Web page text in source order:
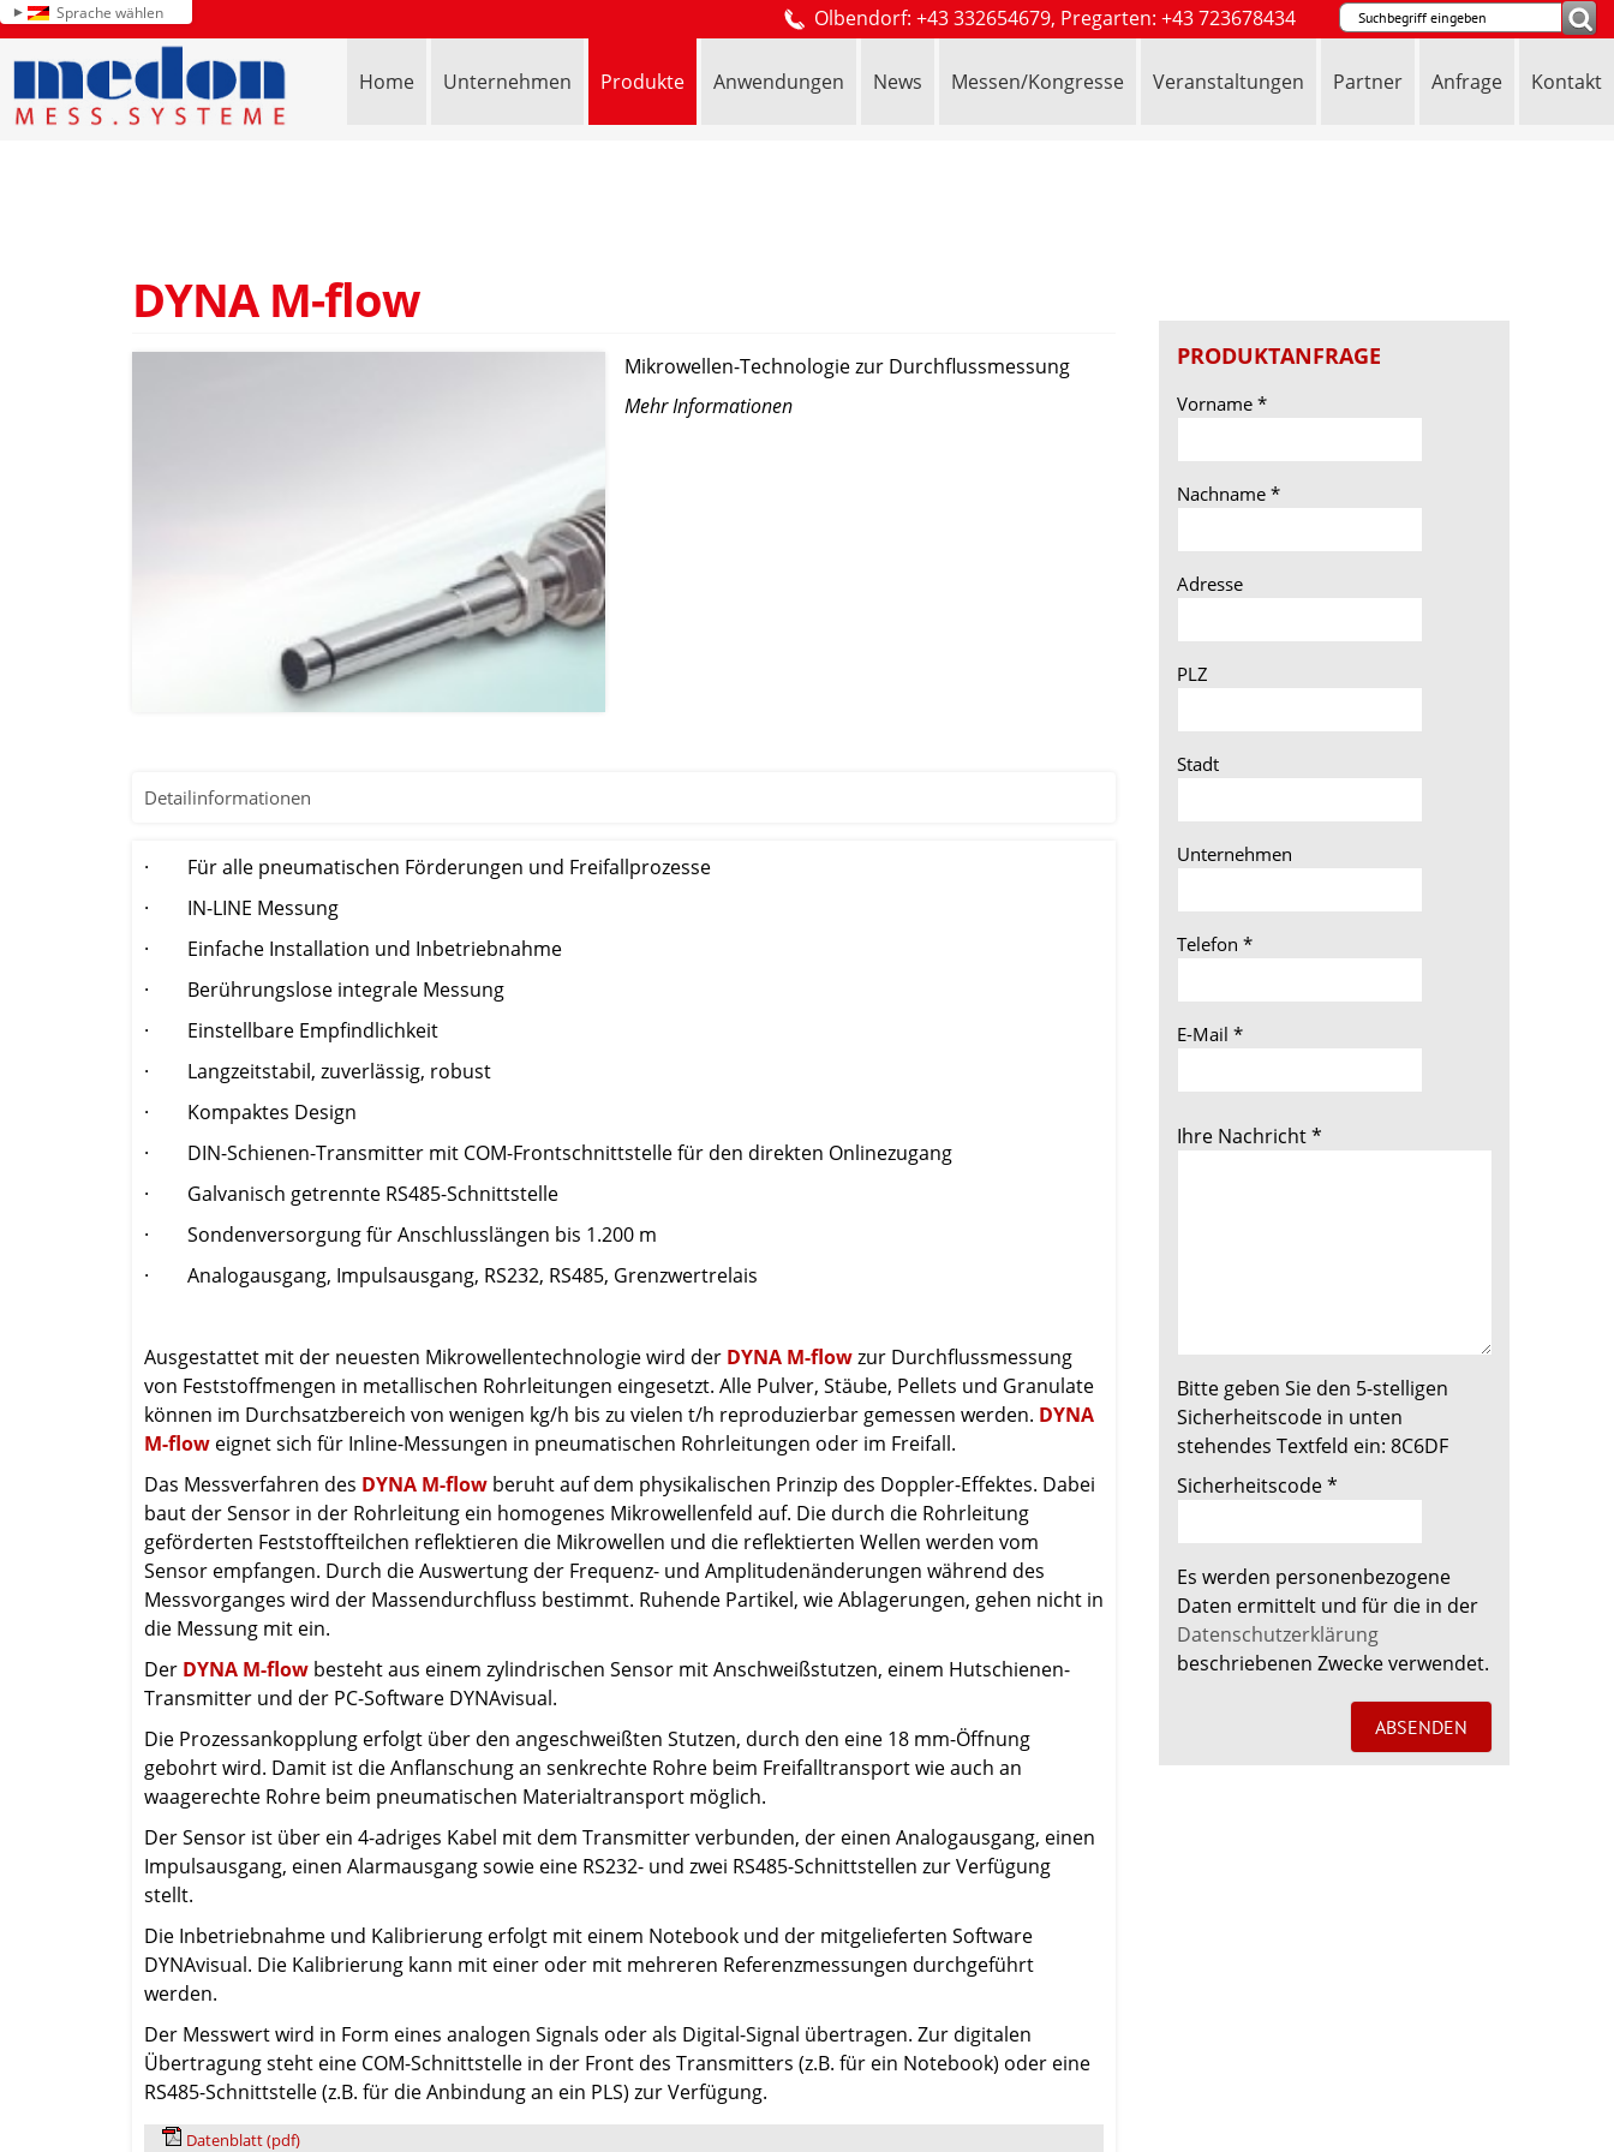
Sprache wählen Olbendorf: +43 332654679, Pregarten: +43 723678434
Home Unternehmen Produkte Anwendungen News Messen/Kongresse Veranstaltungen Partner Anfrage Kontakt
DYNA M-flow
Mikrowellen-Technologie zur Durchflussmessung
Mehr Informationen
Detailinformationen
· Für alle pneumatischen Förderungen und Freifallprozesse
· IN-LINE Messung
· Einfache Installation und Inbetriebnahme
· Berührungslose integrale Messung
· Einstellbare Empfindlichkeit
· Langzeitstabil, zuverlässig, robust
· Kompaktes Design
· DIN-Schienen-Transmitter mit COM-Frontschnittstelle für den direkten Onlinezugang
· Galvanisch getrennte RS485-Schnittstelle
· Sondenversorgung für Anschlusslängen bis 1.200 m
· Analogausgang, Impulsausgang, RS232, RS485, Grenzwertrelais
Ausgestattet mit der neuesten Mikrowellentechnologie wird der DYNA M-flowzur Durchflussmessung
von Feststoffmengen in metallischen Rohrleitungen eingesetzt. Alle Pulver, Stäube, Pellets und Granulate
können im Durchsatzbereich von wenigen kg/h bis zu vielen t/h reproduzierbar gemessen werden. DYNA
M-flow eignet sich für Inline-Messungen in pneumatischen Rohrleitungen oder im Freifall.
Das Messverfahren des DYNA M-flow beruht auf dem physikalischen Prinzip des Doppler-Effektes. Dabei
baut der Sensor in der Rohrleitung ein homogenes Mikrowellenfeld auf. Die durch die Rohrleitung
geförderten Feststoffteilchen reflektieren die Mikrowellen und die reflektierten Wellen werden vom
Sensor empfangen. Durch die Auswertung der Frequenz- und Amplitudenänderungen während des
Messvorganges wird der Massendurchfluss bestimmt. Ruhende Partikel, wie Ablagerungen, gehen nicht in
die Messung mit ein.
Der DYNA M-flow besteht aus einem zylindrischen Sensor mit Anschweißstutzen, einem Hutschienen-
Transmitter und der PC-Software DYNAvisual.
Die Prozessankopplung erfolgt über den angeschweißten Stutzen, durch den eine 18 mm-Öffnung
gebohrt wird. Damit ist die Anflanschung an senkrechte Rohre beim Freifalltransport wie auch an
waagerechte Rohre beim pneumatischen Materialtransport möglich.
Der Sensor ist über ein 4-adriges Kabel mit dem Transmitter verbunden, der einen Analogausgang, einen
Impulsausgang, einen Alarmausgang sowie eine RS232- und zwei RS485-Schnittstellen zur Verfügung
stellt.
Die Inbetriebnahme und Kalibrierung erfolgt mit einem Notebook und der mitgelieferten Software
DYNAvisual. Die Kalibrierung kann mit einer oder mit mehreren Referenzmessungen durchgeführt
werden.
Der Messwert wird in Form eines analogen Signals oder als Digital-Signal übertragen. Zur digitalen
Übertragung steht eine COM-Schnittstelle in der Front des Transmitters (z.B. für ein Notebook) oder eine
RS485-Schnittstelle (z.B. für die Anbindung an ein PLS) zur Verfügung.
Datenblatt (pdf)
PRODUKTANFRAGE
Vorname *
Nachname *
Adresse
PLZ
Stadt
Unternehmen
Telefon *
E-Mail *
Ihre Nachricht*
Bitte geben Sie den 5-stelligen
Sicherheitscode in unten
stehendes Textfeld ein: 8C6DF
Sicherheitscode*
Es werden personenbezogene
Daten ermittelt und für die in der
Datenschutzerklärung
beschriebenen Zwecke verwendet.